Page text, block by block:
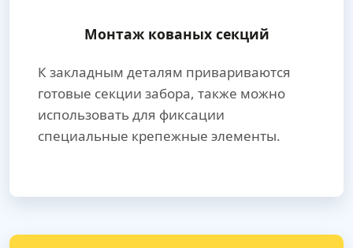
Монтаж кованых секций
К закладным деталям привариваются
готовые секции забора, также можно
использовать для фиксации
специальные крепежные элементы.